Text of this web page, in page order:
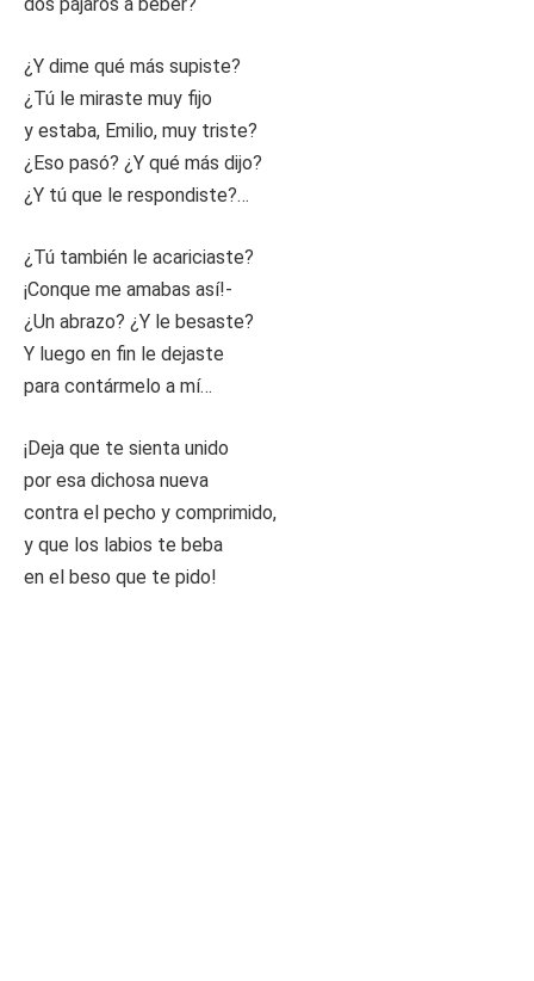
¿Y dime qué más supiste?
¿Tú le miraste muy fijo
y estaba, Emilio, muy triste?
¿Eso pasó? ¿Y qué más dijo?
¿Y tú que le respondiste?…
¿Tú también le acariciaste?
¡Conque me amabas así!-
¿Un abrazo? ¿Y le besaste?
Y luego en fin le dejaste
para contármelo a mí…
¡Deja que te sienta unido
por esa dichosa nueva
contra el pecho y comprimido,
y que los labios te beba
en el beso que te pido!